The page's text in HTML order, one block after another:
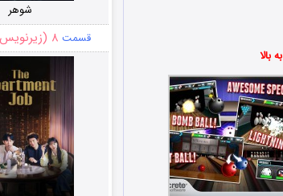
شوهر
قسمت ۸ (زیرنویس)